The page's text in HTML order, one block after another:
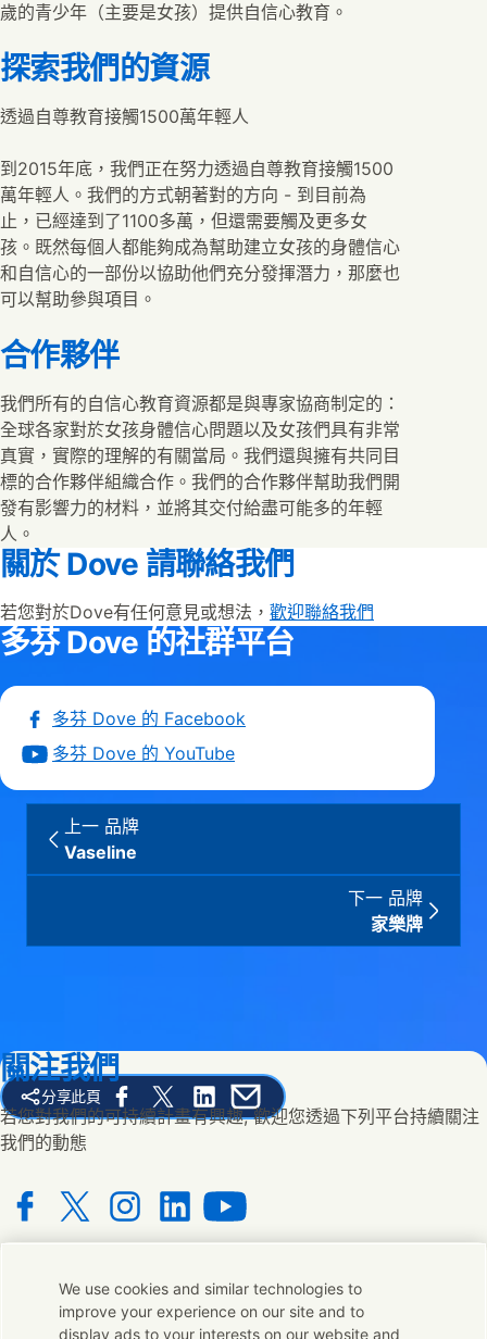
歲的青少年（主要是女孩）提供自信心教育。
探索我們的資源
透過自尊教育接觸1500萬年輕人
到2015年底，我們正在努力透過自尊教育接觸1500
萬年輕人。我們的方式朝著對的方向 - 到目前為
止，已經達到了1100多萬，但還需要觸及更多女
孩。既然每個人都能夠成為幫助建立女孩的身體信心
和自信心的一部份以協助他們充分發揮潛力，那麼也
可以幫助參與項目。
合作夥伴
我們所有的自信心教育資源都是與專家協商制定的：
全球各家對於女孩身體信心問題以及女孩們具有非常
真實，實際的理解的有關當局。我們還與擁有共同目
標的合作夥伴組織合作。我們的合作夥伴幫助我們開
發有影響力的材料，並將其交付給盡可能多的年輕
人。
關於 Dove 請聯絡我們
若您對於Dove有任何意見或想法， 歡迎聯絡我們
多芬 Dove 的社群平台
多芬 Dove 的 Facebook
多芬 Dove 的 YouTube
上一 品牌
Vaseline
下一 品牌
家樂牌
分享此頁
Share this page on Facebook
Share this page on X
Share this page on Linked In
Share this page on E-mail
關注我們
若您對我們的可持續計畫有興趣, 歡迎您透過下列平台持續關注
我們的動態
with us on Facebook
Connect with us on X
Connect with us on Instagram
Connect with us on LinkedIn
Connect with us on YouTube
聯絡我們
We use cookies and similar technologies to
improve your experience on our site and to
display ads to your interests on our website and